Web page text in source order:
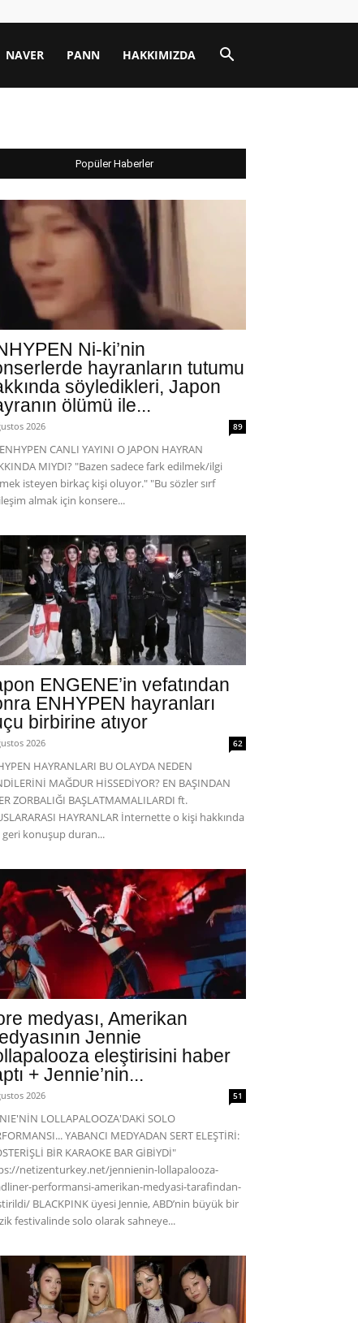
NAVER PANN HAKKIMIZDA
Popüler Haberler
Ni-ki’nin
hayranların tutumu
söyledikleri, Japon
ölümü ile...
2026 89
CANLI YAYINI O JAPON HAYRAN
MIYDI? "Bazen sadece fark edilmek/ilgi
isteyen birkaç kişi oluyor." "Bu sözler sırf
almak için konsere...
ENGENE’in vefatından
ENHYPEN hayranları
birbirine atıyor
2026 62
HAYRANLARI BU OLAYDA NEDEN
MAĞDUR HİSSEDİYOR? EN BAŞINDAN
ZORBALIĞI BAŞLATMAMALILARDI ft.
HAYRANLAR İnternette o kişi hakkında
geri konuşup duran...
medyası, Amerikan
Jennie
eleştirisini haber
+ Jennie’nin...
2026 51
LOLLAPALOOZA'DAKİ SOLO
YABANCI MEDYADAN SERT ELEŞTİRİ:
BİR KARAOKE BAR GİBİYDİ"
netizenturkey.net/jennienin-lollapalooza-
performansi-amerikan-medyasi-tarafindan-
BLACKPINK üyesi Jennie, ABD’nin büyük bir
festivalinde solo olarak sahneye...